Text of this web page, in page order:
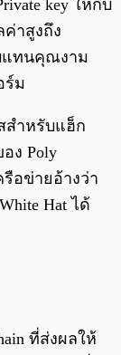
key ให้กับ
าสูงถึง
แทนคุณงาม
ร์ม
สำหรับแฮ็ก
ง Poly
อข่ายอ้างว่า
Hat ได้
ที่ส่งผลให้